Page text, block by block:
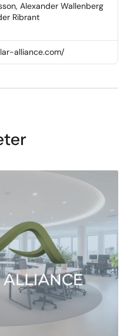
Alexander Wallenberg
Ribrant
alliance.com/